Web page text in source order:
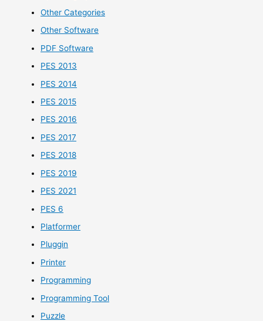
Other Categories
Other Software
PDF Software
PES 2013
PES 2014
PES 2015
PES 2016
PES 2017
PES 2018
PES 2019
PES 2021
PES 6
Platformer
Pluggin
Printer
Programming
Programming Tool
Puzzle